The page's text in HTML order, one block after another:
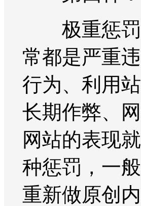
极重惩罚
常都是严重
行为、利用
长期作弊、
网站的表现
种惩罚，一
重新做原创